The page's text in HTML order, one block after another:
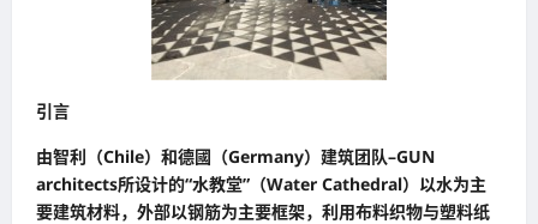
引言
由智利（Chile）和德國（Germany）建筑团队–GUN
architects所设计的“水教堂”（Water Cathedral）以水为主
要建筑材料，外部以钢筋为主要框架，利用布料织物与塑料纸